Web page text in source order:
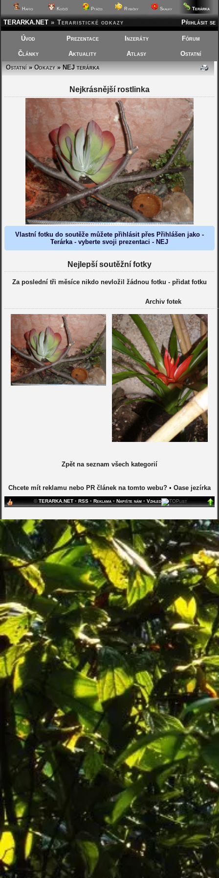
Hafíci Kočičí Ptáčci Rybičky Skalky Terárka
Přihlásit se
TERARKA.NET » Teraristické odkazy
Úvod Prezentace Inzeráty Fórum
Články Aktuality Atlasy
Ostatní
Ostatní»Odkazy» NEJ terárka
Nejkrásnější rostlinka
Vlastní fotku do soutěže můžete přihlásit přes Přihlášen jako -
Terárka - vyberte svoji prezentaci - NEJ
Nejlepší soutěžní fotky
Za poslední tři měsíce nikdo nevložil žádnou fotku - přidat fotku
Archiv fotek
Zpět na seznam všech kategorií
Chcete mít reklamu nebo PR článek na tomto webu?• Oase jezírka
©TERARKA.NET• RSS• Reklama• Napište nám• Vzhled